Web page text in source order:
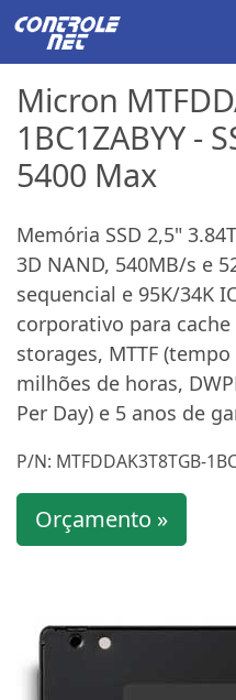
Micron
1BC1ZABYY -
5400 Max
Memória SSD 2,5"
3D NAND, 540MB/s e
sequencial e 95K/34K
corporativo para
storages, MTTF
milhões de horas,
Per Day) e 5 anos de
P/N: MTFDDAK3T8TGB-
Orçamento »